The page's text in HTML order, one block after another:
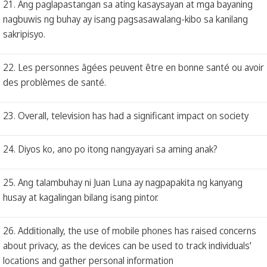
21. Ang paglapastangan sa ating kasaysayan at mga bayaning
nagbuwis ng buhay ay isang pagsasawalang-kibo sa kanilang
sakripisyo.
22. Les personnes âgées peuvent être en bonne santé ou avoir
des problèmes de santé.
23. Overall, television has had a significant impact on society
24. Diyos ko, ano po itong nangyayari sa aming anak?
25. Ang talambuhay ni Juan Luna ay nagpapakita ng kanyang
husay at kagalingan bilang isang pintor.
26. Additionally, the use of mobile phones has raised concerns
about privacy, as the devices can be used to track individuals'
locations and gather personal information